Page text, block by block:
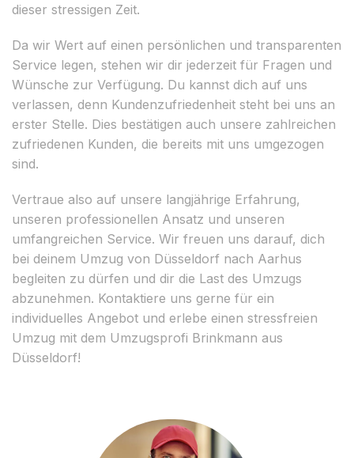
dieser stressigen Zeit.
Da wir Wert auf einen persönlichen und transparenten
Service legen, stehen wir dir jederzeit für Fragen und
Wünsche zur Verfügung. Du kannst dich auf uns
verlassen, denn Kundenzufriedenheit steht bei uns an
erster Stelle. Dies bestätigen auch unsere zahlreichen
zufriedenen Kunden, die bereits mit uns umgezogen
sind.
Vertraue also auf unsere langjährige Erfahrung,
unseren professionellen Ansatz und unseren
umfangreichen Service. Wir freuen uns darauf, dich
bei deinem Umzug von Düsseldorf nach Aarhus
begleiten zu dürfen und dir die Last des Umzugs
abzunehmen. Kontaktiere uns gerne für ein
individuelles Angebot und erlebe einen stressfreien
Umzug mit dem Umzugsprofi Brinkmann aus
Düsseldorf!